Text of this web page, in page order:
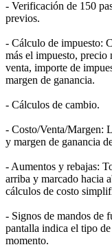
- Verificación de 150
previos.
- Cálculo de impuesto:
más el impuesto, precio
venta, importe de
margen de ganancia.
- Cálculos de cambio.
- Costo/Venta/Margen:
y margen de ganancia
- Aumentos y rebajas:
arriba y marcado hacia
cálculos de costo
- Signos de mandos de
pantalla indica el tipo
momento.